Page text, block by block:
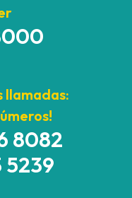
llamadas:
8082
5239